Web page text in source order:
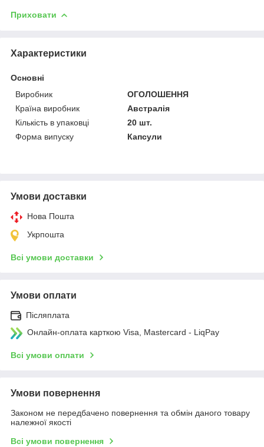
Приховати
Характеристики
Основні
Виробник
ОГОЛОШЕННЯ
Країна виробник
Австралія
Кількість в упаковці
20 шт.
Форма випуску
Капсули
Умови доставки
Нова Пошта
Укрпошта
Всі умови доставки
Умови оплати
Післяплата
Онлайн-оплата карткою Visa, Mastercard - LiqPay
Всі умови оплати
Умови повернення
Законом не передбачено повернення та обмін даного товару
належної якості
Всі умови повернення